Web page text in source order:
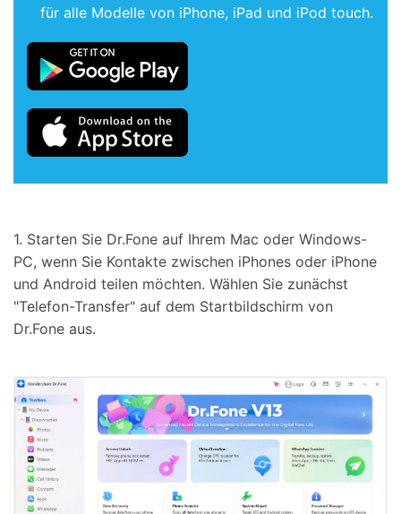
für alle Modelle von iPhone, iPad und iPod touch.
1. Starten Sie Dr.Fone auf Ihrem Mac oder Windows-
PC, wenn Sie Kontakte zwischen iPhones oder iPhone
und Android teilen möchten. Wählen Sie zunächst
"Telefon-Transfer" auf dem Startbildschirm von
Dr.Fone aus.